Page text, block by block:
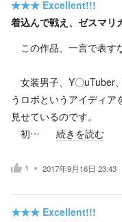
★★★ Excellent!!!
着込んで戦え、ゼスマリ
この作品、一言で表す
女装男子、Y〇uTuber
うロボというアイディア
見せているのです。
初…
続きを読む
1 2017年9月16日 23:43
★★★ Excellent!!!